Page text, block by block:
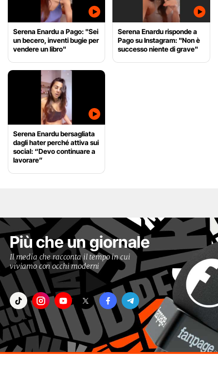
Serena Enardu a Pago: "Sei
un becero, inventi bugie per
vendere un libro"
Serena Enardu risponde a
Pago su Instagram: "Non è
successo niente di grave"
Serena Enardu bersagliata
dagli hater perché attiva sui
social: “Devo continuare a
lavorare”
Più che un giornale
Il media che racconta il tempo in cui
viviamo con occhi moderni